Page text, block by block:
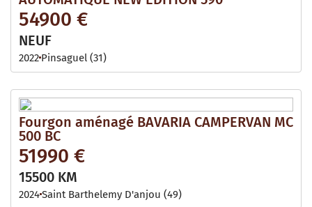
54900 €
NEUF
2022 Pinsaguel (31)
Fourgon aménagé BAVARIA CAMPERVAN MC
500 BC
51990 €
15500 KM
2024Saint Barthelemy D'anjou (49)